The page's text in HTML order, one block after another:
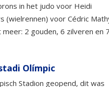
in het judo voor Heidi
(wielrennen) voor Cédric
2 gouden, 6 zilveren en
Olímpic
Stadion geopend, dit was